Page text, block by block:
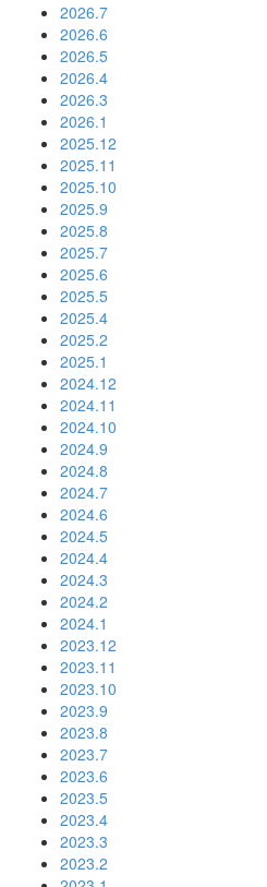
2026.7
2026.6
2026.5
2026.4
2026.3
2026.1
2025.12
2025.11
2025.10
2025.9
2025.8
2025.7
2025.6
2025.5
2025.4
2025.2
2025.1
2024.12
2024.11
2024.10
2024.9
2024.8
2024.7
2024.6
2024.5
2024.4
2024.3
2024.2
2024.1
2023.12
2023.11
2023.10
2023.9
2023.8
2023.7
2023.6
2023.5
2023.4
2023.3
2023.2